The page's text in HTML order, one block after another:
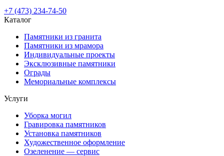
+7 (473) 234-74-50
Каталог
Памятники из гранита
Памятники из мрамора
Индивидуальные проекты
Эксклюзивные памятники
Ограды
Мемориальные комплексы
Услуги
Уборка могил
Гравировка памятников
Установка памятников
Художественное оформление
Озеленение — сервис